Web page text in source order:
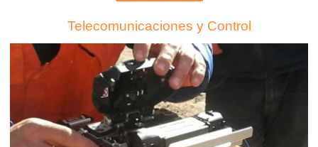
Telecomunicaciones y Control